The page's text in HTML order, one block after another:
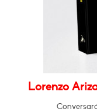
Lorenzo